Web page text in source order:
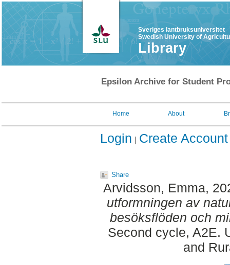
Sveriges lantbruksuniversitet
Swedish University of
Library
Epsilon Archive for Student
Home About
Login Create Account
Share
Arvidsson, Emma,
utformningen av
besöksflöden och
Second cycle, A2E.
and